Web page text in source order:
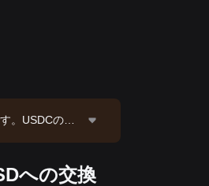
。USDCの時
への交換